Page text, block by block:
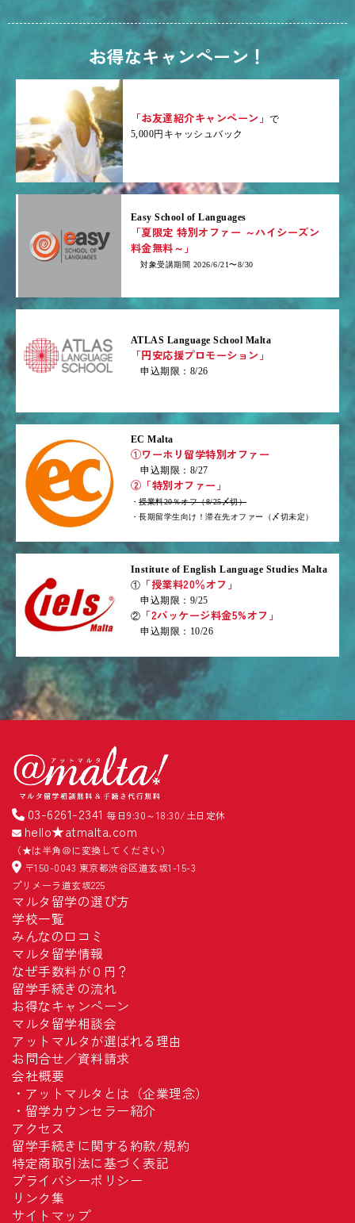
お得なキャンペーン！
「お友達紹介キャンペーン」で
5,000円キャッシュバック
Easy School of Languages
「夏限定 特別オファー ～ハイシーズン
料金無料～」
対象受講期間 2026/6/21〜8/30
ATLAS Language School Malta
「円安応援プロモーション」
申込期限：8/26
EC Malta
①ワーホリ留学特別オファー
申込期限：8/27
②「特別オファー」
・授業料20％オフ（8/25〆切）
・長期留学生向け！滞在先オファー（〆切未定）
Institute of English Language Studies Malta
① 「授業料20％オフ」
申込期限：9/25
② 「2パッケージ料金5%オフ」
申込期限：10/26
03-6261-2341 毎日9:30～18:30/土日定休
hello★atmalta.com
（★は半角＠に変換してください）
〒150-0043 東京都渋谷区道玄坂1-15-3
プリメーラ道玄坂225
マルタ留学の選び方
学校一覧
みんなの口コミ
マルタ留学情報
なぜ手数料が０円？
留学手続きの流れ
お得なキャンペーン
マルタ留学相談会
アットマルタが選ばれる理由
お問合せ／資料請求
会社概要
・ アットマルタとは（企業理念）
・ 留学カウンセラー紹介
アクセス
留学手続きに関する約款/規約
特定商取引法に基づく表記
プライバシーポリシー
リンク集
サイトマップ